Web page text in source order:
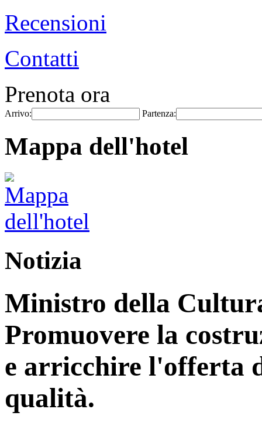
Recensioni
Contatti
Prenota ora
Arrivo: Partenza:
Mappa dell'hotel
Notizia
Ministro della
Promuovere la
e arricchire l'offerta
qualità.